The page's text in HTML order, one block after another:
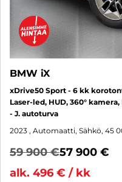
BMW iX
xDrive50 Sport - 6 kk
Laser-led, HUD, 360°
- J. autoturva
2023 , Automaatti, Sähkö, 45
59 900 €57 900 €
alk. 496 € / kk